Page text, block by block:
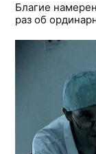
Благие
раз об